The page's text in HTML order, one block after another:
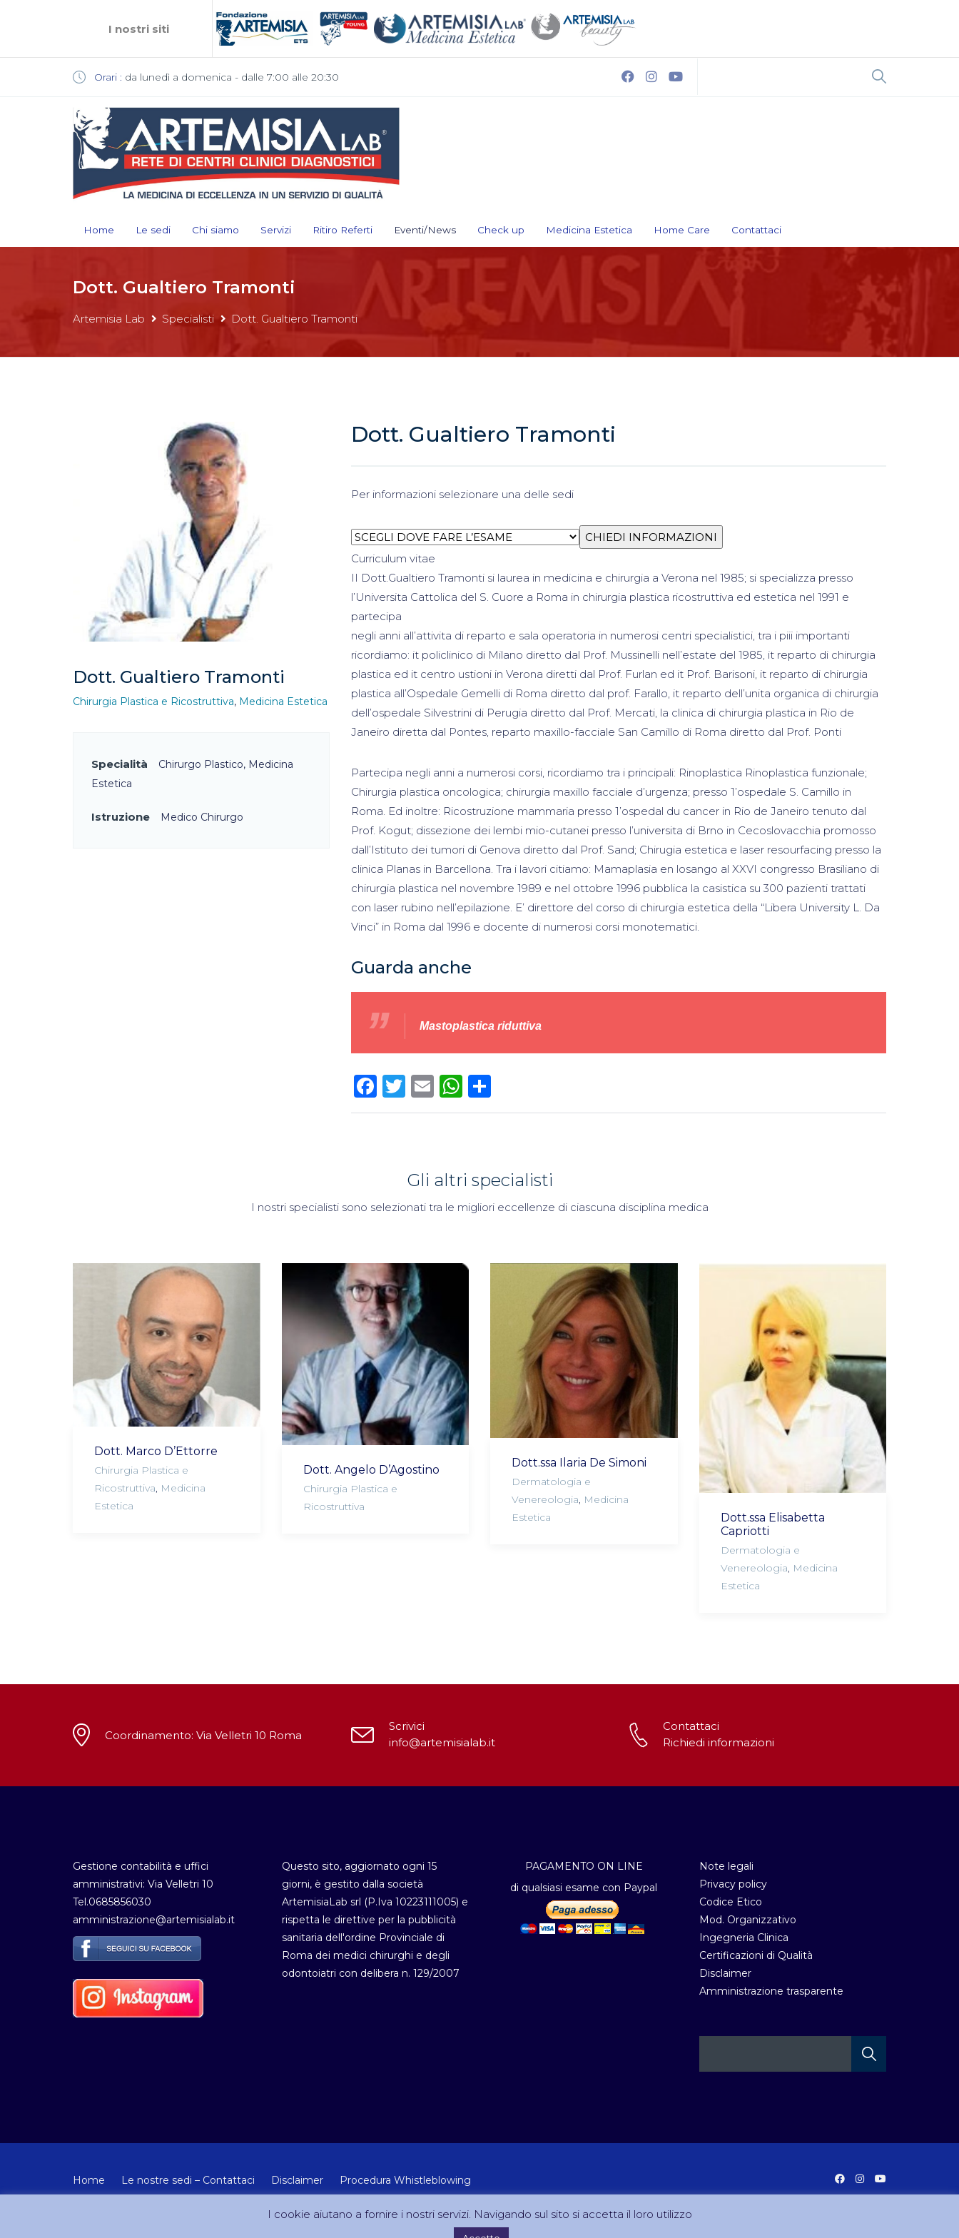
I nostri siti
Orari : da lunedì a domenica - dalle 7:00 alle 20:30
Home Le sedi Chi siamo Servizi Ritiro Referti Eventi/News Check up Medicina Estetica Home Care Contattaci
Dott. Gualtiero Tramonti
Artemisia Lab Specialisti Dott. Gualtiero Tramonti
Dott. Gualtiero Tramonti
Chirurgia Plastica e Ricostruttiva, Medicina Estetica
Specialità
Chirurgo Plastico, Medicina
Estetica
Istruzione Medico Chirurgo
Dott. Gualtiero Tramonti
Per informazioni selezionare una delle sedi
Curriculum vitae
II Dott.Gualtiero Tramonti si laurea in medicina e chirurgia a Verona nel 1985; si specializza presso
l’Universita Cattolica del S. Cuore a Roma in chirurgia plastica ricostruttiva ed estetica nel 1991 e
partecipa
negli anni all’attivita di reparto e sala operatoria in numerosi centri specialistici, tra i piii importanti
ricordiamo: it policlinico di Milano diretto dal Prof. Mussinelli nell’estate del 1985, it reparto di chirurgia
plastica ed it centro ustioni in Verona diretti dal Prof. Furlan ed it Prof. Barisoni, it reparto di chirurgia
plastica all’Ospedale Gemelli di Roma diretto dal prof. Farallo, it reparto dell’unita organica di chirurgia
dell’ospedale Silvestrini di Perugia diretto dal Prof. Mercati, la clinica di chirurgia plastica in Rio de
Janeiro diretta dal Pontes, reparto maxillo-facciale San Camillo di Roma diretto dal Prof. Ponti
Partecipa negli anni a numerosi corsi, ricordiamo tra i principali: Rinoplastica Rinoplastica funzionale;
Chirurgia plastica oncologica; chirurgia maxillo facciale d’urgenza; presso 1’ospedale S. Camillo in
Roma. Ed inoltre: Ricostruzione mammaria presso 1’ospedal du cancer in Rio de Janeiro tenuto dal
Prof. Kogut; dissezione dei lembi mio-cutanei presso l’universita di Brno in Cecoslovacchia promosso
dall’Istituto dei tumori di Genova diretto dal Prof. Sand; Chirugia estetica e laser resourfacing presso la
clinica Planas in Barcellona. Tra i lavori citiamo: Mamaplasia en losango al XXVI congresso Brasiliano di
chirurgia plastica nel novembre 1989 e nel ottobre 1996 pubblica la casistica su 300 pazienti trattati
con laser rubino nell’epilazione. E’ direttore del corso di chirurgia estetica della “Libera University L. Da
Vinci” in Roma dal 1996 e docente di numerosi corsi monotematici.
Guarda anche
Mastoplastica riduttiva
Facebook
Twitter
EmailWhatsApp
Condividi
Gli altri specialisti
I nostri specialisti sono selezionati tra le migliori eccellenze di ciascuna disciplina medica
Dott. Marco D’Ettorre
Chirurgia Plastica e
Ricostruttiva, Medicina
Estetica
Dott. Angelo D’Agostino
Chirurgia Plastica e
Ricostruttiva
Dott.ssa Ilaria De Simoni
Dermatologia e
Venereologia, Medicina
Estetica
Dott.ssa Elisabetta
Capriotti
Dermatologia e
Venereologia, Medicina
Estetica
Coordinamento: Via Velletri 10 Roma
Scrivici
info@artemisialab.it
Contattaci
Richiedi informazioni
Gestione contabilità e uffici
amministrativi: Via Velletri 10
Tel.0685856030
amministrazione@artemisialab.it
Questo sito, aggiornato ogni 15
giorni, è gestito dalla società
ArtemisiaLab srl (P.Iva 10223111005) e
rispetta le direttive per la pubblicità
sanitaria dell'ordine Provinciale di
Roma dei medici chirurghi e degli
odontoiatri con delibera n. 129/2007
PAGAMENTO ON LINE
di qualsiasi esame con Paypal
Note legali
Privacy policy
Codice Etico
Mod. Organizzativo
Ingegneria Clinica
Certificazioni di Qualità
Disclaimer
Amministrazione trasparente
Home Le nostre sedi – Contattaci Disclaimer Procedura Whistleblowing
I cookie aiutano a fornire i nostri servizi. Navigando sul sito si accetta il loro utilizzo